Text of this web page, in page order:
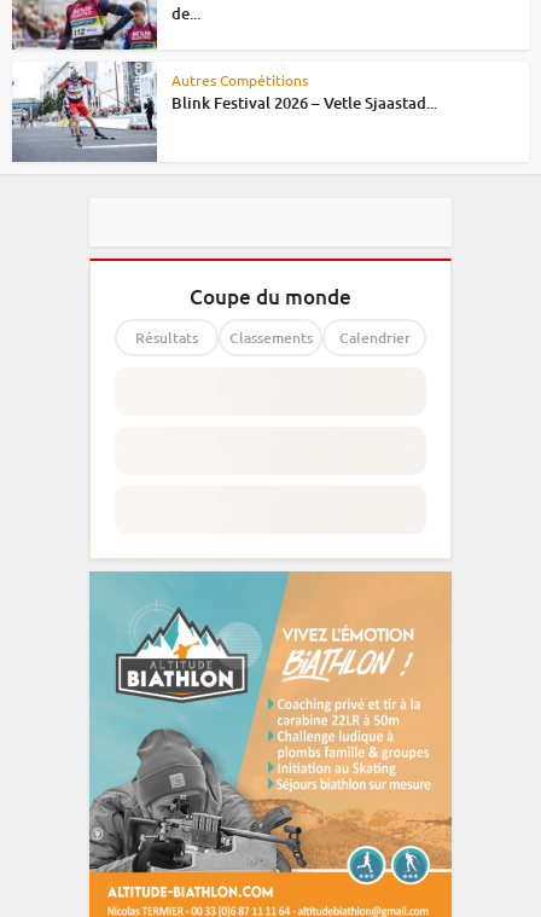
de...
Autres Compétitions
Blink Festival 2026 – Vetle Sjaastad...
Coupe du monde
Résultats Classements Calendrier